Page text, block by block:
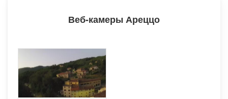
Веб-камеры Ареццо